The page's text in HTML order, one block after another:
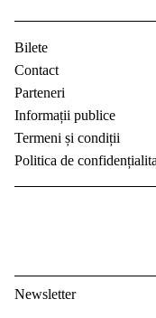
Bilete
Contact
Parteneri
Informații publice
Termeni și condiții
Politica de
Newsletter